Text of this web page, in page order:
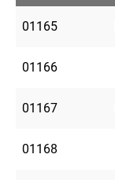
01165
01166
01167
01168